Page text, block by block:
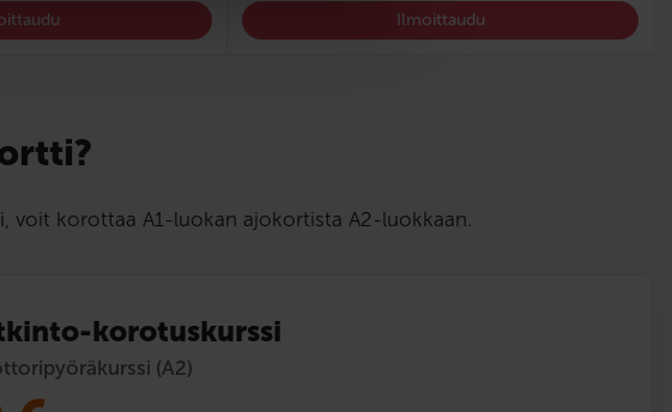
Ilmoittaudu
voit korottaa A1-luokan ajokortista A2-luokkaan.
korotuskurssi
(A2)